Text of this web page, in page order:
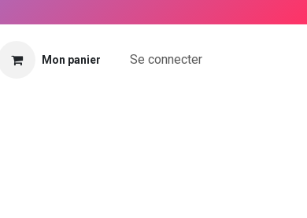
Mon panier Se connecter